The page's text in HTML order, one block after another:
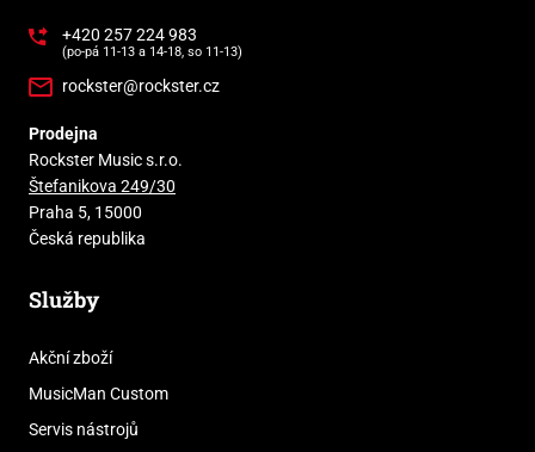
+420 257 224 983
(po-pá 11-13 a 14-18, so 11-13)
rockster@rockster.cz
Prodejna
Rockster Music s.r.o.
Štefanikova 249/30
Praha 5, 15000
Česká republika
Služby
Akční zboží
MusicMan Custom
Servis nástrojů